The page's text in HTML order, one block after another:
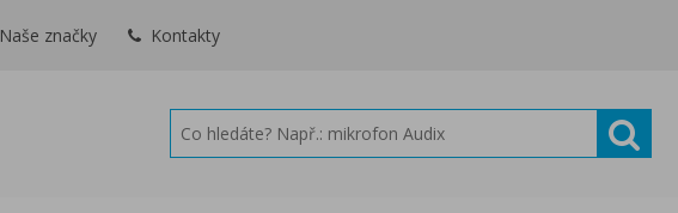
Naše značky Kontakty